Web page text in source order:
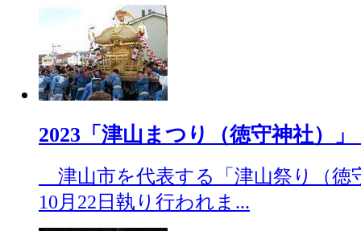
2023「津山まつり（徳守神社）」
津山市を代表する「津山祭り（徳
10月22日執り行われま...